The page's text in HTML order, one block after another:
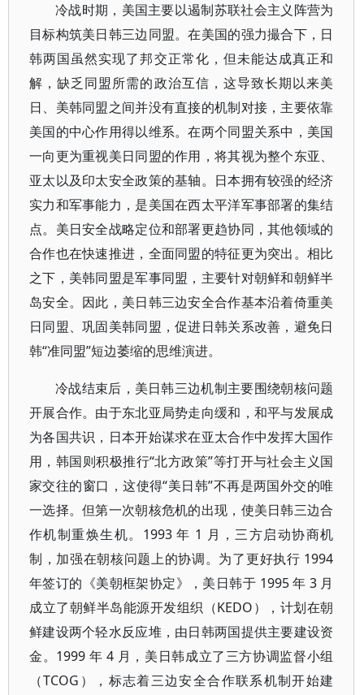
冷战时期，美国主要以遏制苏联社会主义阵营为
目标构筑美日韩三边同盟。在美国的强力撮合下，日
韩两国虽然实现了邦交正常化，但未能达成真正和
解，缺乏同盟所需的政治互信，这导致长期以来美
日、美韩同盟之间并没有直接的机制对接，主要依靠
美国的中心作用得以维系。在两个同盟关系中，美国
一向更为重视美日同盟的作用，将其视为整个东亚、
亚太以及印太安全政策的基轴。日本拥有较强的经济
实力和军事能力，是美国在西太平洋军事部署的集结
点。美日安全战略定位和部署更趋协同，其他领域的
合作也在快速推进，全面同盟的特征更为突出。相比
之下，美韩同盟是军事同盟，主要针对朝鲜和朝鲜半
岛安全。因此，美日韩三边安全合作基本沿着倚重美
日同盟、巩固美韩同盟，促进日韩关系改善，避免日
韩“准同盟”短边萎缩的思维演进。
冷战结束后，美日韩三边机制主要围绕朝核问题
开展合作。由于东北亚局势走向缓和，和平与发展成
为各国共识，日本开始谋求在亚太合作中发挥大国作
用，韩国则积极推行“北方政策”等打开与社会主义国
家交往的窗口，这使得“美日韩”不再是两国外交的唯
一选择。但第一次朝核危机的出现，使美日韩三边合
作机制重焕生机。1993 年 1 月，三方启动协商机
制，加强在朝核问题上的协调。为了更好执行 1994
年签订的《美朝框架协定》，美日韩于 1995 年 3 月
成立了朝鲜半岛能源开发组织（KEDO），计划在朝
鲜建设两个轻水反应堆，由日韩两国提供主要建设资
金。1999 年 4 月，美日韩成立了三方协调监督小组
（TCOG），标志着三边安全合作联系机制开始建